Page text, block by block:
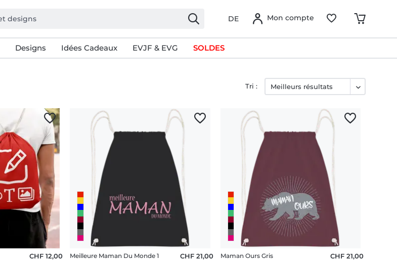
DE Mon compte
Designs Idées Cadeaux EVJF & EVG SOLDES
Tri :
CHF 12,00
Meilleure Maman Du Monde 1
CHF 21,00
Maman Ours Gris
CHF 21,00